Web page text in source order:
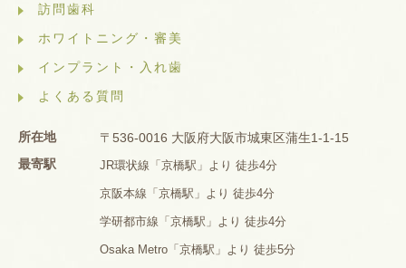
訪問歯科
ホワイトニング・審美
インプラント・入れ歯
よくある質問
所在地
〒536-0016 大阪府大阪市城東区蒲生1-1-15
最寄駅
JR環状線「京橋駅」より 徒歩4分
京阪本線「京橋駅」より 徒歩4分
学研都市線「京橋駅」より 徒歩4分
Osaka Metro「京橋駅」より 徒歩5分